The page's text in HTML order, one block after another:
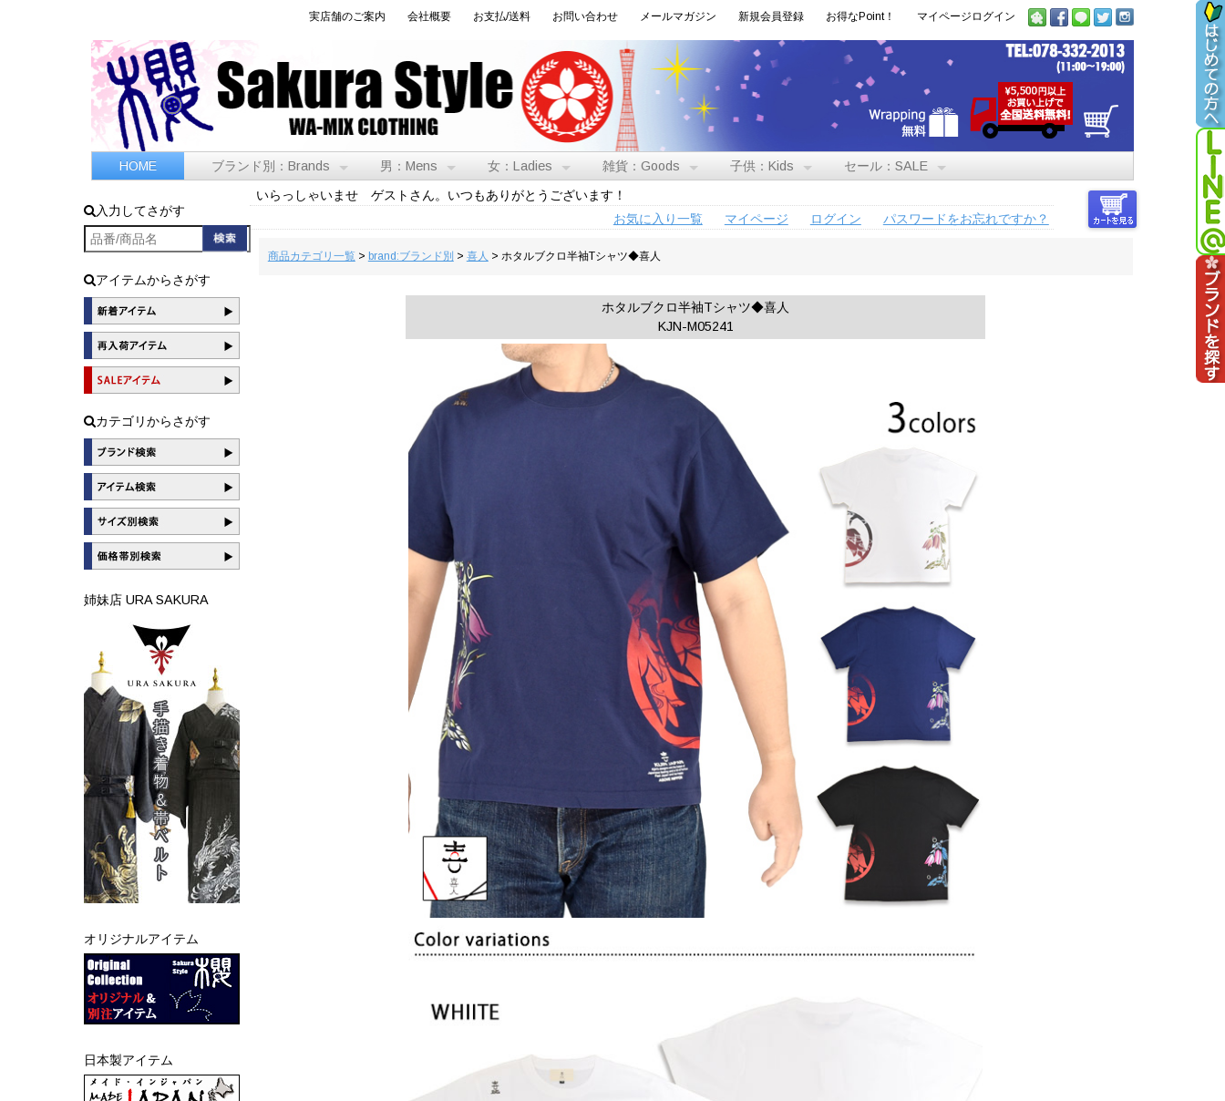
実店舗のご案内 会社概要 お支払/送料 お問い合わせ メールマガジン 新規会員登録 お得なPoint！ マイページログイン
HOME ブランド別：Brands 男：Mens 女：Ladies 雑貨：Goods 子供：Kids セール：SALE
入力してさがす
アイテムからさがす
カテゴリからさがす
姉妹店 URA SAKURA
オリジナルアイテム
日本製アイテム
いらっしゃいませ ゲストさん。いつもありがとうございます！
お気に入り一覧
マイページ ログイン パスワードをお忘れですか？
商品カテゴリ一覧> brand:ブランド別 > 喜人 > ホタルブクロ半袖Tシャツ◆喜人
ホタルブクロ半袖Tシャツ◆喜人
KJN-M05241